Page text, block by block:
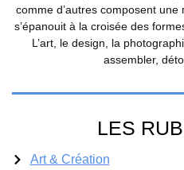
comme d’autres composent
s’épanouit à la croisée des
L’art, le design, la
assembler,
LES
Art & Création